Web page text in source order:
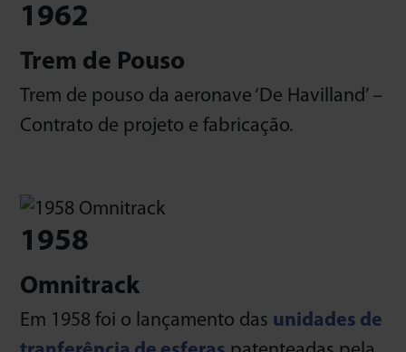
1962
Trem de Pouso
Trem de pouso da aeronave ‘De Havilland’ –
Contrato de projeto e fabricação.
1958
Omnitrack
Em 1958 foi o lançamento das unidades de